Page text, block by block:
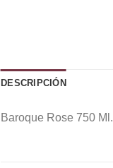
DESCRIPCIÓN
Baroque Rose 750 Ml.